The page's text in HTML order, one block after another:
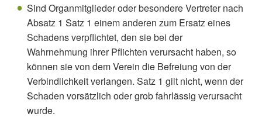
Sind Organmitglieder oder besondere Vertreter nach
Absatz 1 Satz 1 einem anderen zum Ersatz eines
Schadens verpflichtet, den sie bei der
Wahrnehmung ihrer Pflichten verursacht haben, so
können sie von dem Verein die Befreiung von der
Verbindlichkeit verlangen. Satz 1 gilt nicht, wenn der
Schaden vorsätzlich oder grob fahrlässig verursacht
wurde.